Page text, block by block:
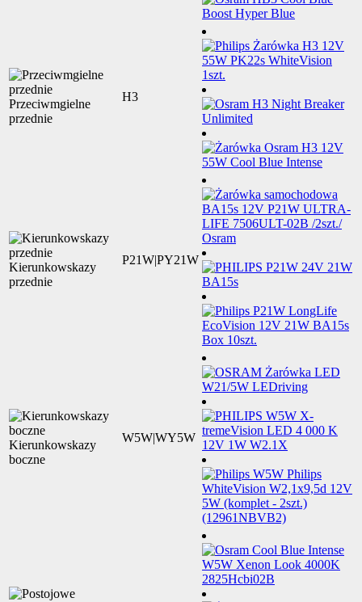
Przeciwmgielne
przednie
H3
Kierunkowskazy
przednie
P21W|PY21W
Kierunkowskazy
boczne
W5W|WY5W